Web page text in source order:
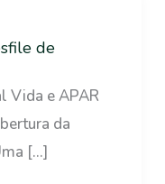
de
Vida e APAR
da
[…]